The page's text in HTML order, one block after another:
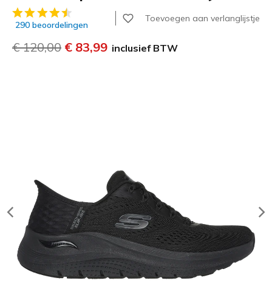
3,3 van de 5 klantbeoordelingen
290 beoordelingen
Toevoegen aan verlanglijstje
Prijs verlaagd van
€ 120,00 naar
€ 83,99 inclusief BTW